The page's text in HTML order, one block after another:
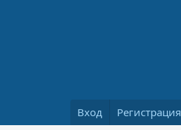
Вход Регистрация